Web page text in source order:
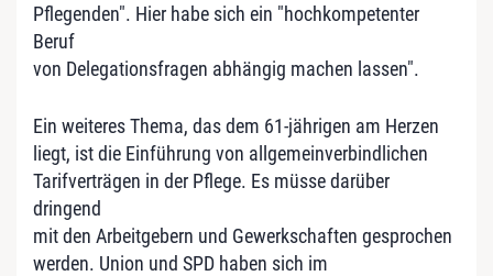
Pflegenden". Hier habe sich ein "hochkompetenter
Beruf
von Delegationsfragen abhängig machen lassen".
Ein weiteres Thema, das dem 61-jährigen am Herzen
liegt, ist die Einführung von allgemeinverbindlichen
Tarifverträgen in der Pflege. Es müsse darüber
dringend
mit den Arbeitgebern und Gewerkschaften gesprochen
werden. Union und SPD haben sich im